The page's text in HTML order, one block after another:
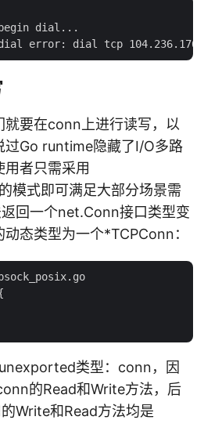
begin dial...
就要在conn上进行读写，以
过Go runtime隐藏了I/O多路
用者只需采用
模式即可满足大部分场景需
回一个net.Conn接口类型变
态类型为一个*TCPConn：
类型：conn，因
的Read和Write方法，后
Write和Read方法均是